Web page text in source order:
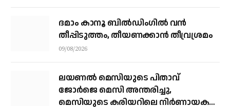
ദമാം കാനൂ ബിൽഡിംഗിൽ വൻ
തീപ്പിടുത്തം, തീയണക്കാൻ തീവ്രശ്രമം
09/08/2026
ലയണൽ മെസിയുടെ പിതാവ്
ജോർജെ മെസി അന്തരിച്ചു, ​
മെസിയുടെ കരിയറിലെ നിർണായക